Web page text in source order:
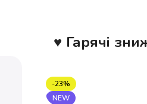
♥ Гарячі
-23%
NEW